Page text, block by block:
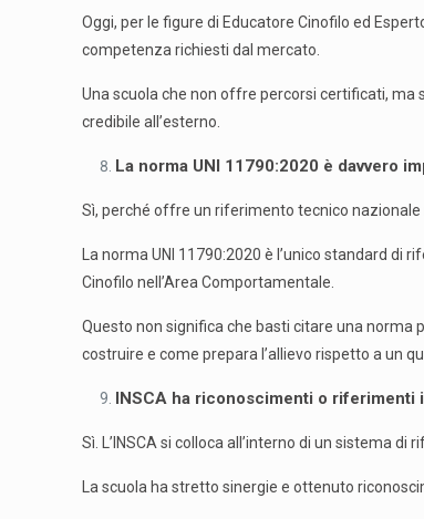
Oggi, per le figure di Educatore Cinofilo ed
competenza richiesti dal mercato.
Una scuola che non offre percorsi certificati, ma
credibile all’esterno.
La norma UNI 11790:2020 è davvero
Sì, perché offre un riferimento tecnico
La norma UNI 11790:2020 è l’unico standard
Cinofilo nell’Area Comportamentale.
Questo non significa che basti citare una norma
costruire e come prepara l’allievo rispetto a un
INSCA ha riconoscimenti o
Sì. L’INSCA si colloca all’interno di un sistema
La scuola ha stretto sinergie e ottenuto